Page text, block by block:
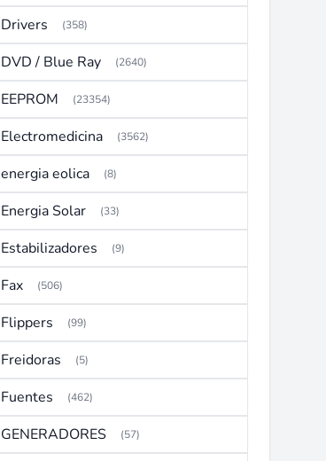
Drivers (358)
DVD / Blue Ray (2640)
EEPROM (23354)
Electromedicina (3562)
energia eolica (8)
Energia Solar (33)
Estabilizadores (9)
Fax (506)
Flippers (99)
Freidoras (5)
Fuentes (462)
GENERADORES (57)